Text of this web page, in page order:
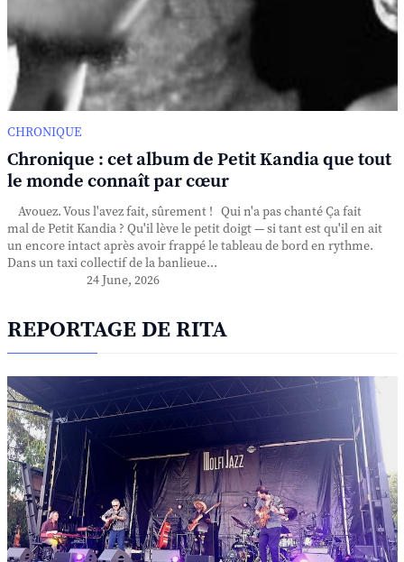
CHRONIQUE
Chronique : cet album de Petit Kandia que tout
le monde connaît par cœur
Avouez. Vous l'avez fait, sûrement ! Qui n'a pas chanté Ça fait
mal de Petit Kandia ? Qu'il lève le petit doigt — si tant est qu'il en ait
un encore intact après avoir frappé le tableau de bord en rythme.
Dans un taxi collectif de la banlieue...
24 June, 2026
REPORTAGE DE RITA